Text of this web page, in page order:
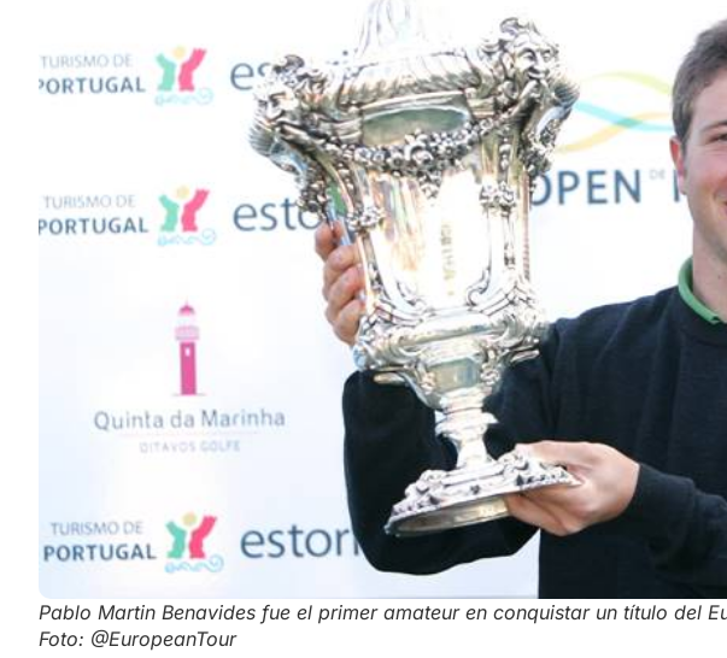
Pablo Martin Benavides fue el primer amateur en conquistar un título del
Foto: @EuropeanTour